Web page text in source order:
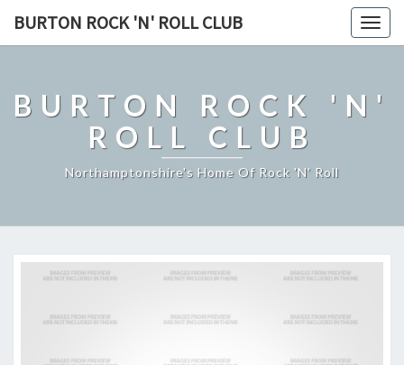
BURTON ROCK 'N' ROLL CLUB
BURTON ROCK 'N'
ROLL CLUB
Northamptonshire's Home Of Rock 'n' Roll